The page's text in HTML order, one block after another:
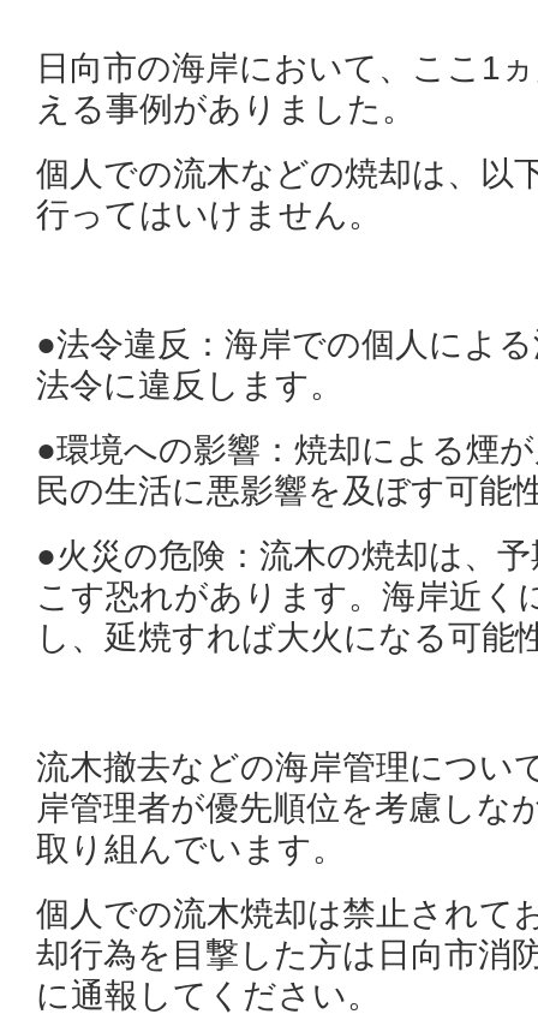
日向市の海岸において、ここ1
える事例がありました。
個人での流木などの焼却は、以
行ってはいけません。
●法令違反：海岸での個人によ
法令に違反します。
●環境への影響：焼却による煙
民の生活に悪影響を及ぼす可能
●火災の危険：流木の焼却は、
こす恐れがあります。海岸近
し、延焼すれば大火になる可能
流木撤去などの海岸管理につい
岸管理者が優先順位を考慮しな
取り組んでいます。
個人での流木焼却は禁止されて
却行為を目撃した方は日向市消
に通報してください。